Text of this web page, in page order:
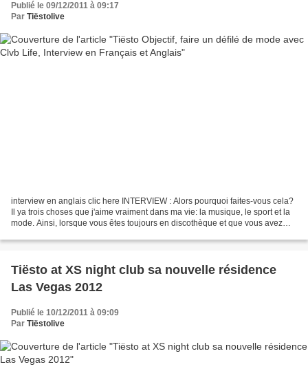
Publié le 09/12/2011 à 09:17
Par Tiëstolive
interview en anglais clic here INTERVIEW : Alors pourquoi faites-vous cela?
Il ya trois choses que j'aime vraiment dans ma vie: la musique, le sport et la
mode. Ainsi, lorsque vous êtes toujours en discothèque et que vous avez
Tiësto at XS night club sa nouvelle résidence
Las Vegas 2012
Publié le 10/12/2011 à 09:09
Par Tiëstolive